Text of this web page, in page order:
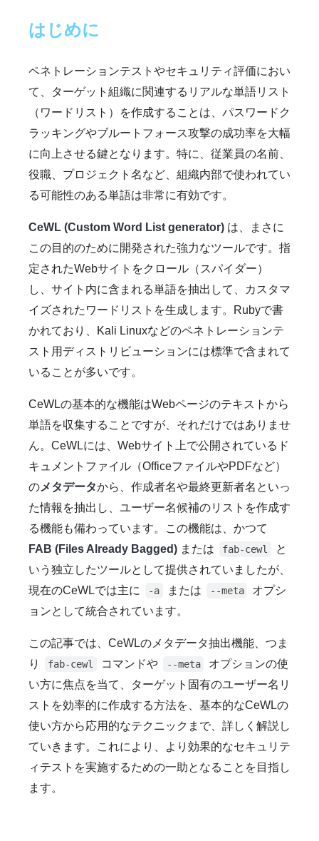
はじめに
ペネトレーションテストやセキュリティ評価におい
て、ターゲット組織に関連するリアルな単語リスト
（ワードリスト）を作成することは、パスワードク
ラッキングやブルートフォース攻撃の成功率を大幅
に向上させる鍵となります。特に、従業員の名前、
役職、プロジェクト名など、組織内部で使われてい
る可能性のある単語は非常に有効です。
CeWL (Custom Word List generator) は、まさに
この目的のために開発された強力なツールです。指
定されたWebサイトをクロール（スパイダー）
し、サイト内に含まれる単語を抽出して、カスタマ
イズされたワードリストを生成します。Rubyで書
かれており、Kali Linuxなどのペネトレーションテ
スト用ディストリビューションには標準で含まれて
いることが多いです。
CeWLの基本的な機能はWebページのテキストから
単語を収集することですが、それだけではありませ
ん。CeWLには、Webサイト上で公開されているド
キュメントファイル（OfficeファイルやPDFなど）
のメタデータから、作成者名や最終更新者名といっ
た情報を抽出し、ユーザー名候補のリストを作成す
る機能も備わっています。この機能は、かつて
FAB (Files Already Bagged) または fab-cewl
と
いう独立したツールとして提供されていましたが、
現在のCeWLでは主に
-a または --meta
オプシ
ョンとして統合されています。
この記事では、CeWLのメタデータ抽出機能、つま
り
fab-cewl コマンドや --meta
オプションの使
い方に焦点を当て、ターゲット固有のユーザー名リ
ストを効率的に作成する方法を、基本的なCeWLの
使い方から応用的なテクニックまで、詳しく解説し
ていきます。これにより、より効果的なセキュリテ
ィテストを実施するための一助となることを目指し
ます。